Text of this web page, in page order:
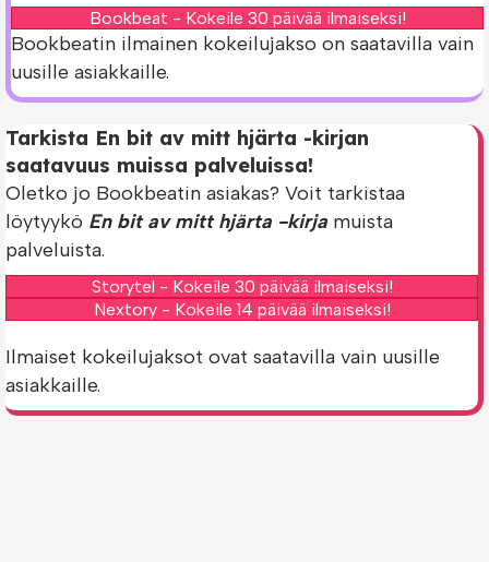
Bookbeat - Kokeile 30 päivää ilmaiseksi!
Bookbeatin ilmainen kokeilujakso on saatavilla vain
uusille asiakkaille.
Tarkista En bit av mitt hjärta -kirjan
saatavuus muissa palveluissa!
Oletko jo Bookbeatin asiakas? Voit tarkistaa
löytyykö En bit av mitt hjärta -kirja muista
palveluista.
Storytel - Kokeile 30 päivää ilmaiseksi!
Nextory - Kokeile 14 päivää ilmaiseksi!
Ilmaiset kokeilujaksot ovat saatavilla vain uusille
asiakkaille.